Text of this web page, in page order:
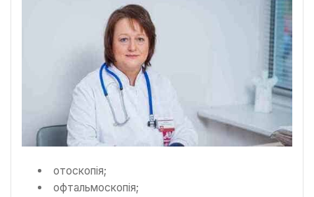
отоскопія;
офтальмоскопія;